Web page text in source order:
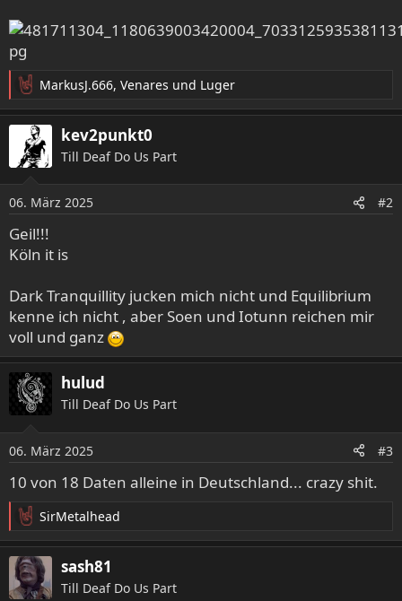
R
e
a
t
n
e
n
:
MarkusJ.666, Venares und Luger
kev2punkt0
Till Deaf Do Us Part
06. März 2025 #2
Geil!!!
Köln it is
Dark Tranquillity jucken mich nicht und Equilibrium
kenne ich nicht , aber Soen und Iotunn reichen mir
voll und ganz
hulud
Till Deaf Do Us Part
06. März 2025 #3
10 von 18 Daten alleine in Deutschland... crazy shit.
R
e
a
k
t
SirMetalhead
sash81
Till Deaf Do Us Part